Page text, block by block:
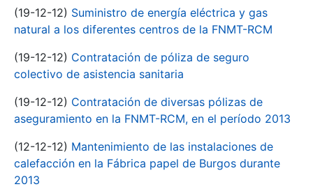
(19-12-12) Suministro de energía eléctrica y gas
natural a los diferentes centros de la FNMT-RCM
(19-12-12) Contratación de póliza de seguro
colectivo de asistencia sanitaria
(19-12-12) Contratación de diversas pólizas de
aseguramiento en la FNMT-RCM, en el período 2013
(12-12-12) Mantenimiento de las instalaciones de
calefacción en la Fábrica papel de Burgos durante
2013